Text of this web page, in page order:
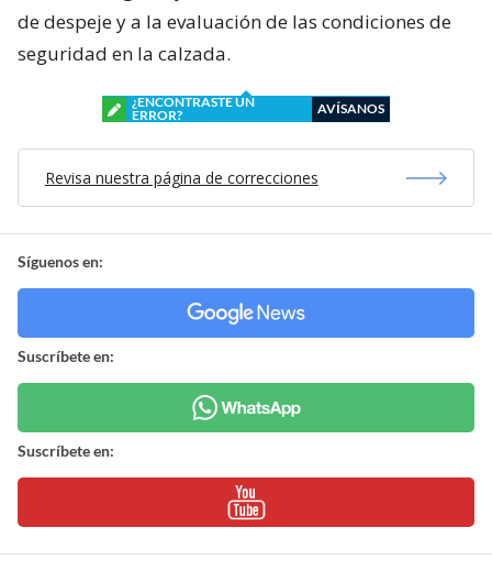
de despeje y a la evaluación de las condiciones de
seguridad en la calzada.
¿ENCONTRASTE UN
ERROR?
AVÍSANOS
Revisa nuestra página de correcciones
Síguenos en:
Suscríbete en:
Suscríbete en: